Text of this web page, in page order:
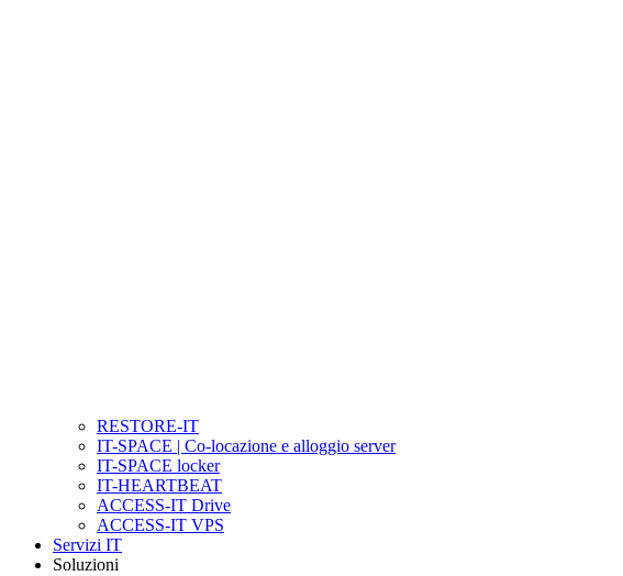
RESTORE-IT
IT-SPACE | Co-locazione e alloggio server
IT-SPACE locker
IT-HEARTBEAT
ACCESS-IT Drive
ACCESS-IT VPS
Servizi IT
Soluzioni